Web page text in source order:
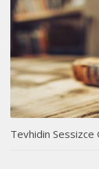
Tevhidin Sessizce